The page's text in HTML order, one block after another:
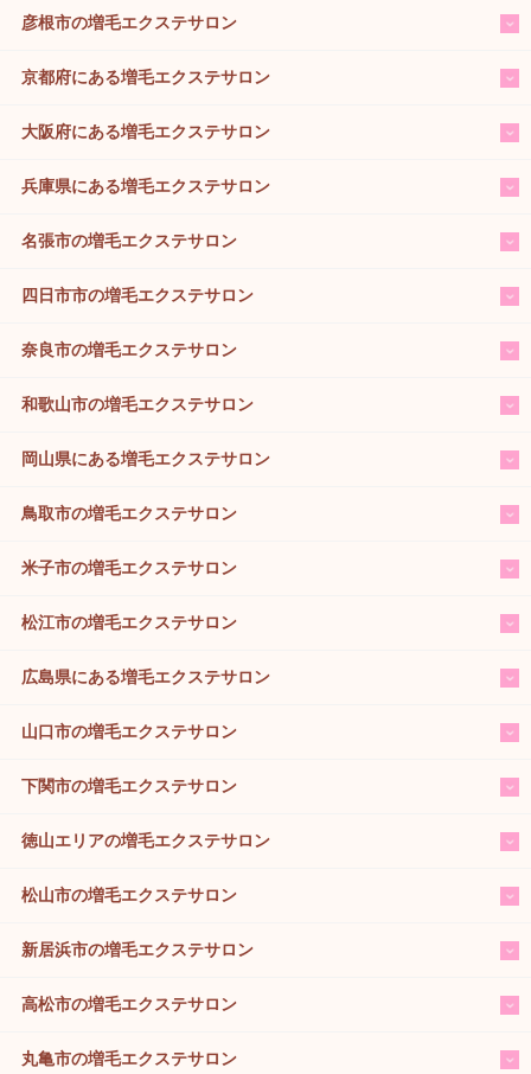
彦根市の増毛エクステサロン
京都府にある増毛エクステサロン
大阪府にある増毛エクステサロン
兵庫県にある増毛エクステサロン
名張市の増毛エクステサロン
四日市市の増毛エクステサロン
奈良市の増毛エクステサロン
和歌山市の増毛エクステサロン
岡山県にある増毛エクステサロン
鳥取市の増毛エクステサロン
米子市の増毛エクステサロン
松江市の増毛エクステサロン
広島県にある増毛エクステサロン
山口市の増毛エクステサロン
下関市の増毛エクステサロン
徳山エリアの増毛エクステサロン
松山市の増毛エクステサロン
新居浜市の増毛エクステサロン
高松市の増毛エクステサロン
丸亀市の増毛エクステサロン